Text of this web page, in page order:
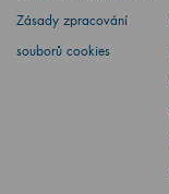
Zásady zpracování
souborů cookies